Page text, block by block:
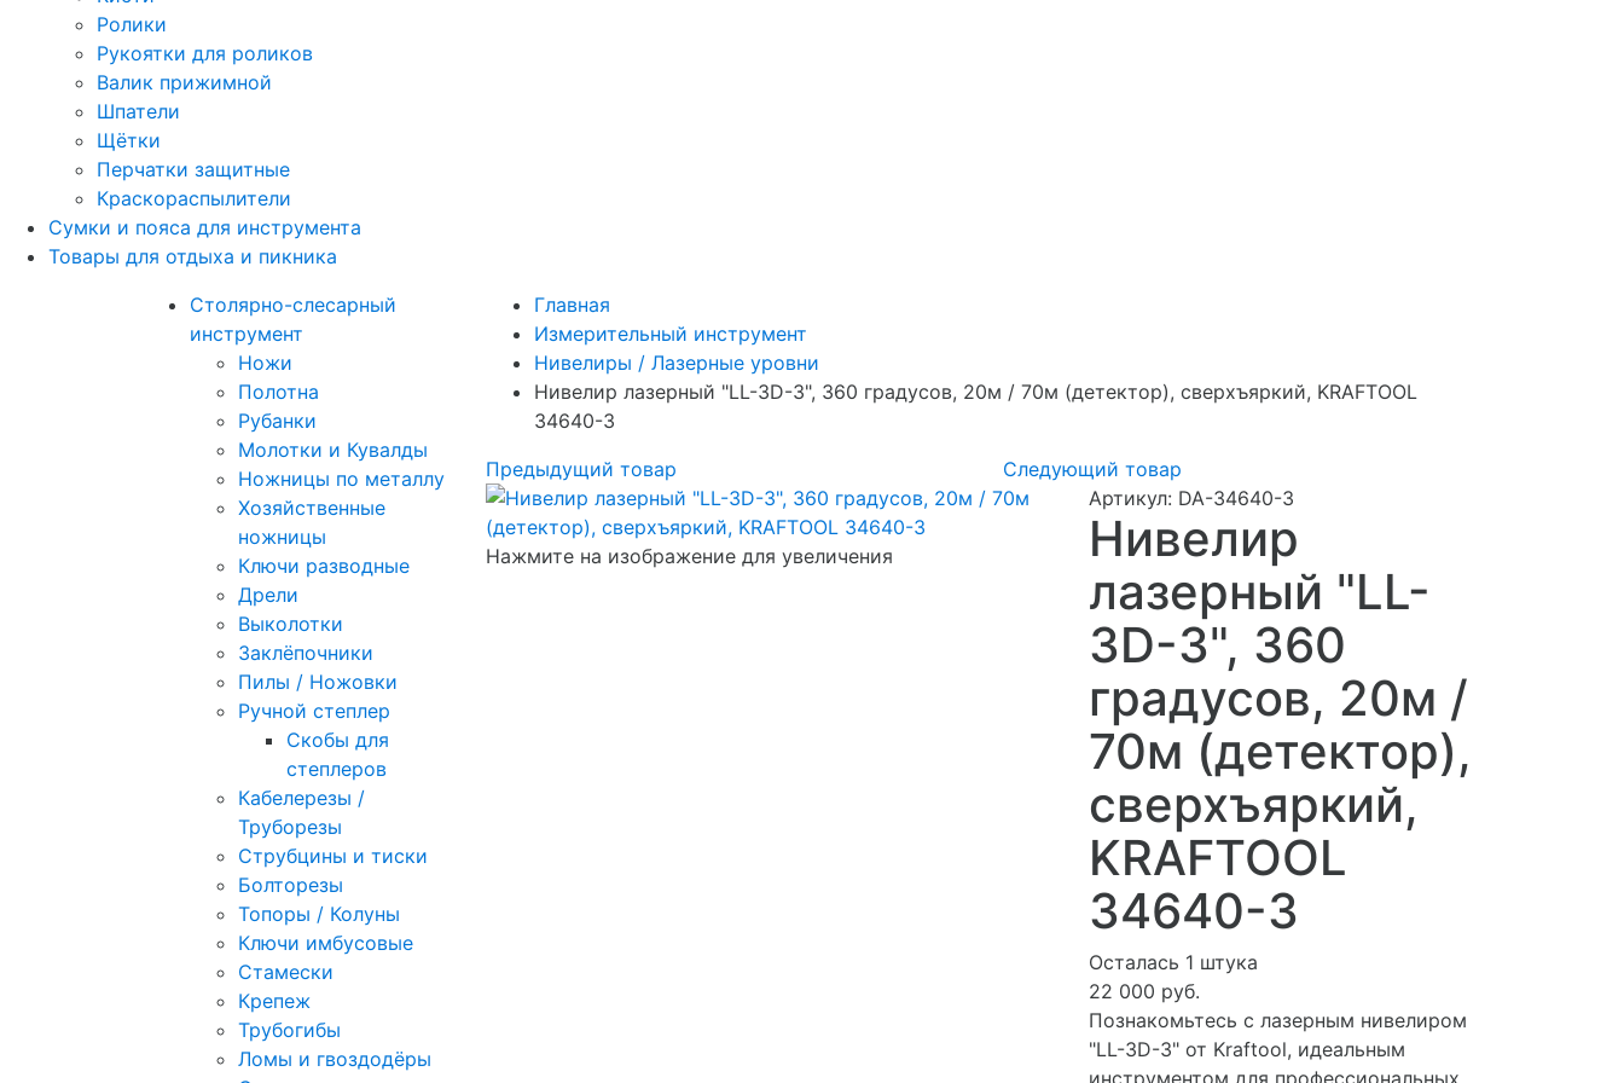
Ролики
Рукоятки для роликов
Валик прижимной
Шпатели
Щётки
Перчатки защитные
Краскораспылители
Сумки и пояса для инструмента
Товары для отдыха и пикника
Столярно-слесарный
инструмент
Ножи
Полотна
Рубанки
Молотки и Кувалды
Ножницы по металлу
Хозяйственные
ножницы
Ключи разводные
Дрели
Выколотки
Заклёпочники
Пилы / Ножовки
Ручной степлер
Скобы для
степлеров
Кабелерезы /
Труборезы
Струбцины и тиски
Болторезы
Топоры / Колуны
Ключи имбусовые
Стамески
Крепеж
Трубогибы
Ломы и гвоздодёры
Главная
Измерительный инструмент
Нивелиры / Лазерные уровни
Нивелир лазерный "LL-3D-3", 360 градусов, 20м / 70м (детектор), сверхъяркий, KRAFTOOL
34640-3
Предыдущий товар
Следующий товар
Нажмите на изображение для увеличения
Артикул: DA-34640-3
Нивелир
лазерный "LL-
3D-3", 360
градусов, 20м /
70м (детектор),
сверхъяркий,
KRAFTOOL
34640-3
Осталась 1 штука
22 000 руб.
Познакомьтесь с лазерным нивелиром
"LL-3D-3" от Kraftool, идеальным
инструментом для профессиональных